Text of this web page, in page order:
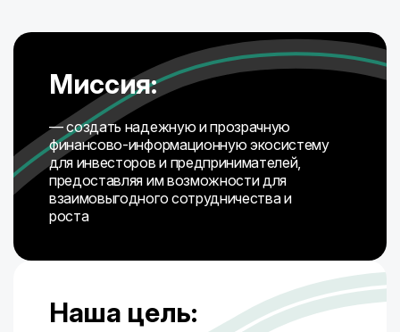
Миссия:
— создать надежную и прозрачную
финансово-информационную экосистему
для инвесторов и предпринимателей,
предоставляя им возможности для
взаимовыгодного сотрудничества и
роста
Наша цель: